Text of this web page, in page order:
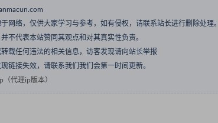
网络，仅供大家学习与参考，如有侵权，请联系站长进行删除处理。
不代表本站赞同其观点和对其真实性负责。
载任何违法的相关信息，访客发现请向站长举报
链接失效，请联系我们我们会第一时间更新。
（代理ip版本）